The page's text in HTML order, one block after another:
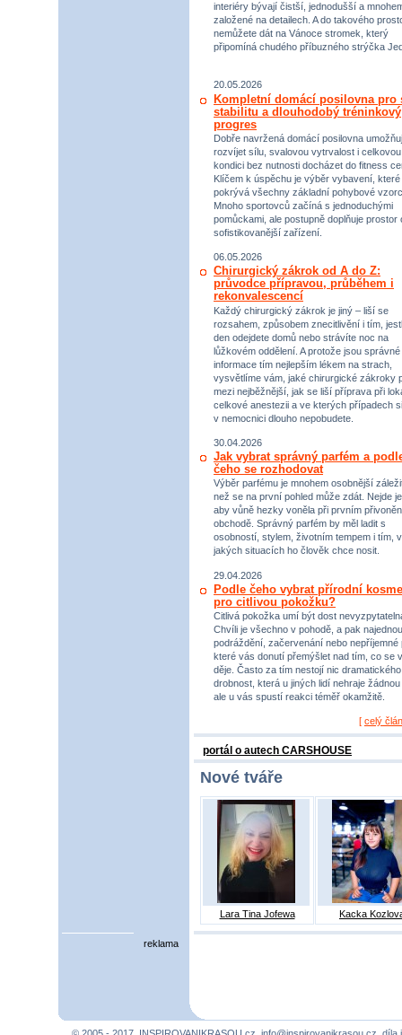
interiéry bývají čistší, jednodušší a
založené na detailech. A do takového
nemůžete dát na Vánoce stromek, který
připomíná chudého příbuzného strýčka
20.05.2026
Kompletní domácí posilovna pro
stabilitu a dlouhodobý tréninkový
progres
Dobře navržená domácí posilovna
rozvíjet sílu, svalovou vytrvalost i celkovou
kondici bez nutnosti docházet do fitness
Klíčem k úspěchu je výběr vybavení, které
pokrývá všechny základní pohybové
Mnoho sportovců začíná s jednoduchými
pomůckami, ale postupně doplňuje prostor
sofistikovanější zařízení.
06.05.2026
Chirurgický zákrok od A do Z:
průvodce přípravou, průběhem i
rekonvalescencí
Každý chirurgický zákrok je jiný – liší se
rozsahem, způsobem znecitlivění i tím,
den odejdete domů nebo strávíte noc na
lůžkovém oddělení. A protože jsou správné
informace tím nejlepším lékem na strach,
vysvětlíme vám, jaké chirurgické zákroky
mezi nejběžnější, jak se liší příprava při
celkové anestezii a ve kterých případech si
v nemocnici dlouho nepobudete.
30.04.2026
Jak vybrat správný parfém a
čeho se rozhodovat
Výběr parfému je mnohem osobnější
než se na první pohled může zdát. Nejde
aby vůně hezky voněla při prvním
obchodě. Správný parfém by měl ladit s
osobností, stylem, životním tempem i tím, v
jakých situacích ho člověk chce nosit.
29.04.2026
Podle čeho vybrat přírodní
pro citlivou pokožku?
Citlivá pokožka umí být dost
Chvíli je všechno v pohodě, a pak
podráždění, začervenání nebo nepříjemné
které vás donutí přemýšlet nad tím, co se
děje. Často za tím nestojí nic
drobnost, která u jiných lidí nehraje žádnou
ale u vás spustí reakci téměř okamžitě.
[ celý
portál o autech CARSHOUSE
Nové tváře
Lara Tina Jofewa Kacka
reklama